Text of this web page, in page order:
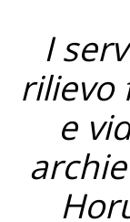
I
rilievo
e